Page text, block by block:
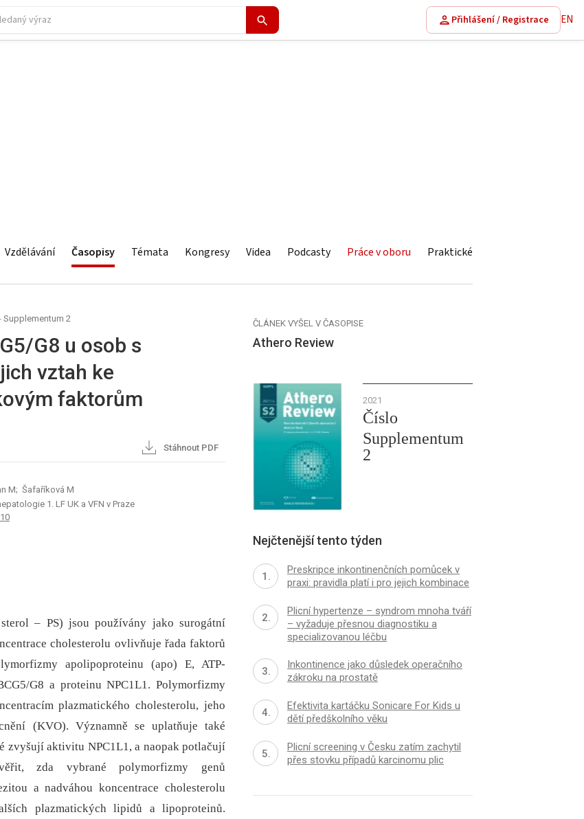
Přihlášení / Registrace EN
Vzdělávání Časopisy Témata Kongresy Videa Podcasty Práce v oboru Praktické
Supplementum 2
G8 u osob s
vztah ke
faktorům
Stáhnout PDF
M; Šafaříková M
1. LF UK a VFN v Praze
–⁠ PS) jsou používány jako surogátní
cholesterolu ovlivňuje řada faktorů
apolipoproteinu (apo) E, ATP-
G8 a proteinu NPC1L1. Polymorfizmy
plazmatického cholesterolu, jeho
(KVO). Významně se uplatňuje také
zvyšují aktivitu NPC1L1, a naopak potlačují
zda vybrané polymorfizmy genů
a nadváhou koncentrace cholesterolu
plazmatických lipidů a lipoproteinů.
ČLÁNEK VYŠEL V ČASOPISE
Athero Review
2021
Číslo
Supplementum
2
Nejčtenější tento týden
Preskripce inkontinenčních pomůcek v
praxi: pravidla platí i pro jejich kombinace
Plicní hypertenze – syndrom mnoha tváří
– vyžaduje přesnou diagnostiku a
specializovanou léčbu
Inkontinence jako důsledek operačního
zákroku na prostatě
Efektivita kartáčku Sonicare For Kids u
dětí předškolního věku
Plicní screening v Česku zatím zachytil
přes stovku případů karcinomu plic